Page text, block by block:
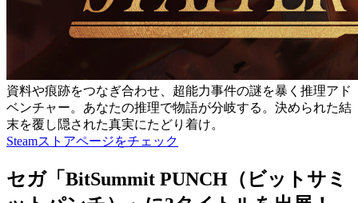
資料や痕跡をつなぎ合わせ、超能力事件の謎を暴く推理アド
ベンチャー。あなたの推理で物語が分岐する。決められた結
末を覆し隠された真実にたどり着け。
Steamストアページをチェック
セガ「BitSummit PUNCH（ビットサミ